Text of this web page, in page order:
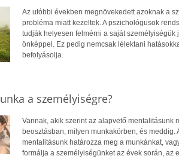
Az utóbbi években megnövekedett azoknak a
probléma miatt kezeltek. A pszichológusok
tudják helyesen felmérni a saját
önképpel. Ez pedig nemcsak lélektani
befolyásolja.
a személyiségre?
Vannak, akik szerint az alapvető mentalitásunk
beosztásban, milyen munkakörben, és
mentalitásunk határozza meg a munkánkat,
formálja a személyiségünket az évek során, az